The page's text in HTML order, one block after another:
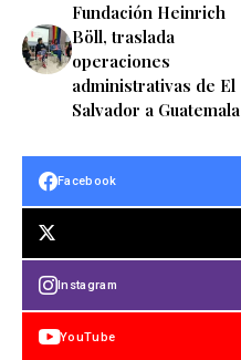
Fundación Heinrich
Böll, traslada
operaciones
administrativas de El
Salvador a Guatemala
Facebook
Instagram
YouTube